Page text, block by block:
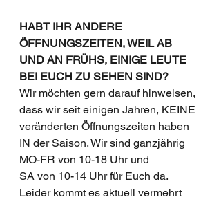
HABT IHR ANDERE
ÖFFNUNGSZEITEN, WEIL AB
UND AN FRÜHS, EINIGE LEUTE
BEI EUCH ZU SEHEN SIND?
Wir möchten gern darauf hinweisen,
dass wir seit einigen Jahren, KEINE
veränderten Öffnungszeiten haben
IN der Saison. Wir sind ganzjährig
MO-FR von 10-18 Uhr und
SA von 10-14 Uhr für Euch da.
Leider kommt es aktuell vermehrt